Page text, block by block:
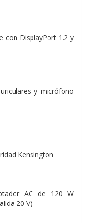
con DisplayPort 1.2 y
y micrófono
Kensington
AC de 120 W
20 V)